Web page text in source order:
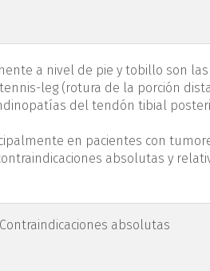
a nivel de pie y tobillo son
leg (rotura de la porción
del tendón tibial
en pacientes con
absolutas y
absolutas